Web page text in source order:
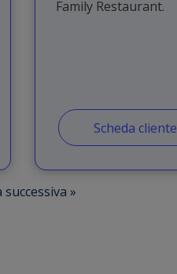
Family Restaurant.
Scheda cliente
successiva »